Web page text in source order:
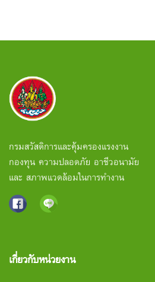
กรมสวัสดิการและคุ้มครองแรงงาน
กองทุน ความปลอดภัย อาชีวอนามัย
และ สภาพแวดล้อมในการทำงาน
เกี่ยวกับหน่วยงาน